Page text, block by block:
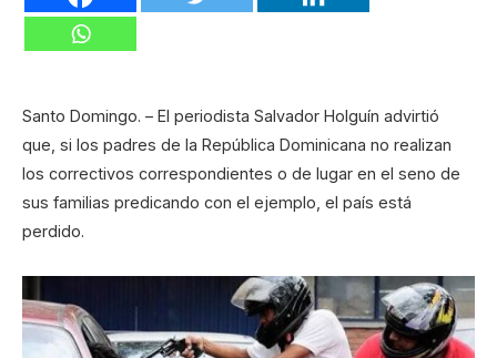
Santo Domingo. – El periodista Salvador Holguín advirtió
que, si los padres de la República Dominicana no realizan
los correctivos correspondientes o de lugar en el seno de
sus familias predicando con el ejemplo, el país está
perdido.